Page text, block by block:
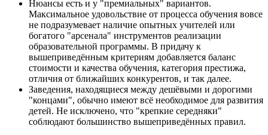
Нюансы есть и у "премиальных" вариантов.
Максимальное удовольствие от процесса обучения вовсе
не подразумевает наличие опытных учителей или
богатого "арсенала" инструментов реализации
образовательной программы. В придачу к
вышеприведённым критериям добавляется баланс
стоимости и качества обучения, категория престижа,
отличия от ближайших конкурентов, и так далее.
Заведения, находящиеся между дешёвыми и дорогими
"концами", обычно имеют всё необходимое для развития
детей. Не исключено, что "крепкие середняки"
соблюдают большинство вышеприведённых правил.